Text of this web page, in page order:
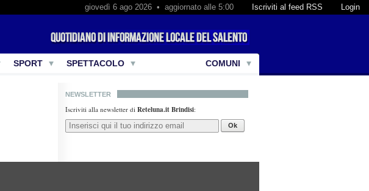
Login
Iscriviti al feed RSS
giovedì 6 ago 2026 • aggiornato alle 5:00
SPORT SPETTACOLO COMUNI
NEWSLETTER
Iscriviti alla newsletter di Reteluna.it Brindisi:
Ok